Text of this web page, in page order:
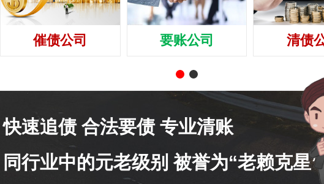
催债公司 要账公司 清债
快速追债 合法要债 专业清账
同行业中的元老级别 被誉为“老赖克星”